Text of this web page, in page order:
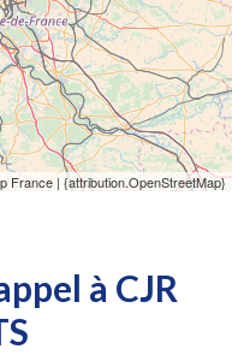
France | {attribution.OpenStreetMap}
à CJR